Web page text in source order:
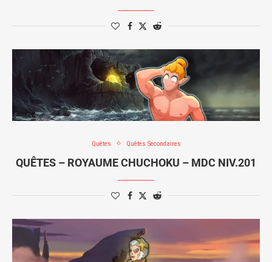
Quêtes Quêtes Secondaires
QUÊTES – ROYAUME CHUCHOKU – MDC NIV.201